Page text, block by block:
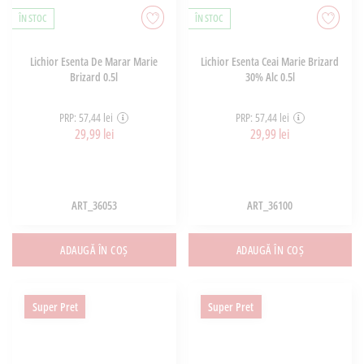
ÎN STOC
Lichior Esenta De Marar Marie
Brizard 0.5l
PRP: 57,44 lei
29,99 lei
ART_36053
ADAUGĂ ÎN COȘ
ÎN STOC
Lichior Esenta Ceai Marie Brizard
30% Alc 0.5l
PRP: 57,44 lei
29,99 lei
ART_36100
ADAUGĂ ÎN COȘ
Super Pret Super Pret